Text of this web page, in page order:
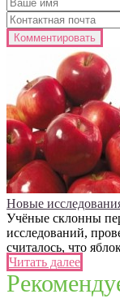
Новые
Учёные склонны
исследований,
считалось, что
Читать далее